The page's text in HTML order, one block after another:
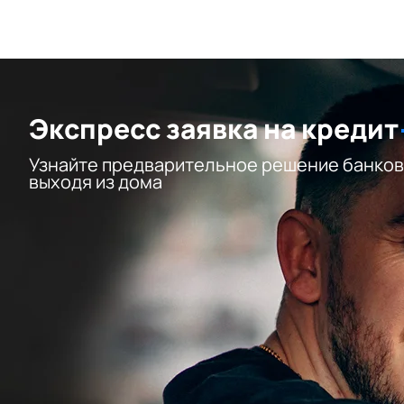
Экспресс заявка на кредит
Узнайте предварительное решение
выходя из дома